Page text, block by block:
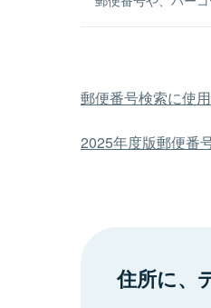
郵便番号検索に使
2025年度版郵便番
住所に、